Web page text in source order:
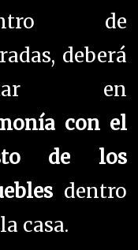
de
deberá
en
con el
de los
dentro
casa.